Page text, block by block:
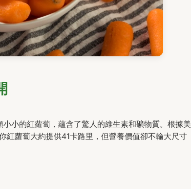
小的紅蘿蔔，蘊含了驚人的維生素和礦物質。根據美
紅蘿蔔大約提供41卡路里，但營養價值卻不輸大尺寸